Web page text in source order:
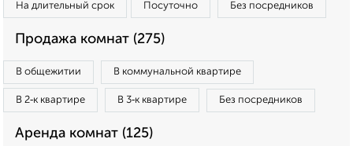
На длительный срок Посуточно Без посредников
Продажа комнат (275)
В общежитии В коммунальной квартире
В 2‑к квартире В 3‑к квартире Без посредников
Аренда комнат (125)